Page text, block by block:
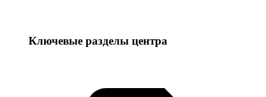
Ключевые разделы центра